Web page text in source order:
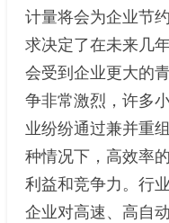
计量将会为企业节
求决定了在未来几
会受到企业更大的
争非常激烈，许多
业纷纷通过兼并重
种情况下，高效率
利益和竞争力。行
企业对高速、高自